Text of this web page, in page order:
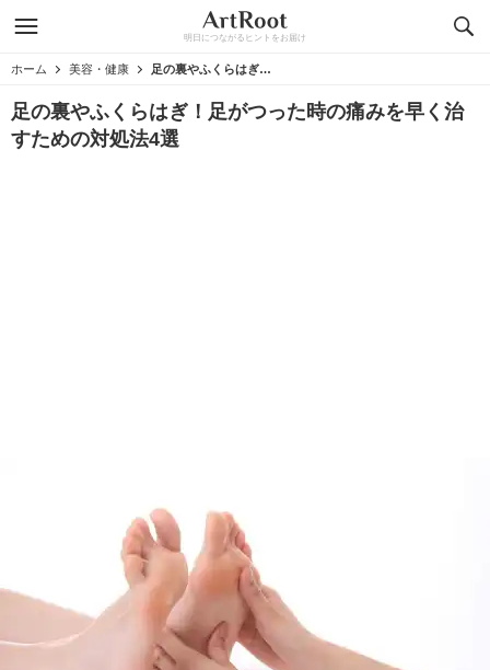
明日につながるヒントをお届け
ホーム 美容・健康 足の裏やふくらはぎ！足がつった時の痛みを早く治すための対処法4選
足の裏やふくらはぎ！足がつった時の痛みを早く治
すための対処法4選